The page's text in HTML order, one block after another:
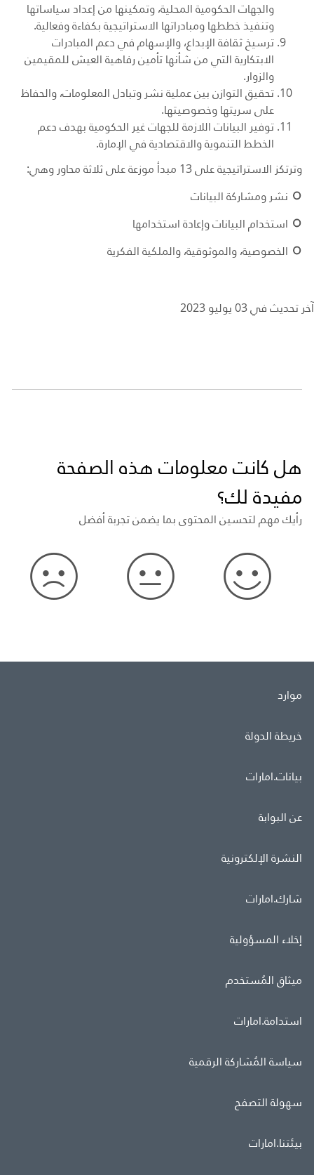
والجهات الحكومية المحلية، وتمكينها من إعداد سياساتها
وتنفيذ خططها ومبادراتها الاستراتيجية بكفاءة وفعالية.
ترسيخ ثقافة الإبداع، والإسهام في دعم المبادرات
الابتكارية التي من شأنها تأمين رفاهية العيش للمقيمين
والزوار.
تحقيق التوازن بين عملية نشر وتبادل المعلومات، والحفاظ
على سريتها وخصوصيتها.
توفير البيانات اللازمة للجهات غير الحكومية بهدف دعم
الخطط التنموية والاقتصادية في الإمارة.
وترتكز الاستراتيجية على 13 مبدأ موزعة على ثلاثة محاور وهي:
نشر ومشاركة البيانات
استخدام البيانات وإعادة استخدامها
الخصوصية، والموثوقية، والملكية الفكرية
آخر تحديث في 03 يوليو 2023
هل كانت معلومات هذه الصفحة
مفيدة لك؟
رأيك مهم لتحسين المحتوى بما يضمن تجربة أفضل
موارد
خريطة الدولة
بيانات.امارات
عن البوابة
النشرة الإلكترونية
شارك.امارات
إخلاء المسؤولية
ميثاق المُستخدم
استدامة.امارات
سياسة المُشاركة الرقمية
سهولة التصفح
بيئتنا.امارات